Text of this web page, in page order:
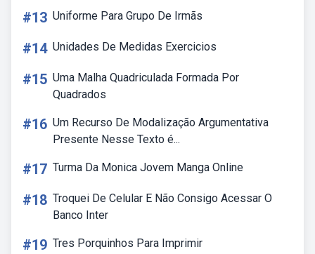
#13 Uniforme Para Grupo De Irmãs
#14 Unidades De Medidas Exercicios
#15 Uma Malha Quadriculada Formada Por
Quadrados
#16 Um Recurso De Modalização Argumentativa
Presente Nesse Texto é...
#17 Turma Da Monica Jovem Manga Online
#18 Troquei De Celular E Não Consigo Acessar O
Banco Inter
#19 Tres Porquinhos Para Imprimir